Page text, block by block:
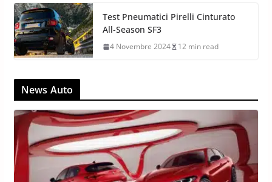
Test Pneumatici Pirelli Cinturato
All-Season SF3
4 Novembre 2024 12 min read
News Auto